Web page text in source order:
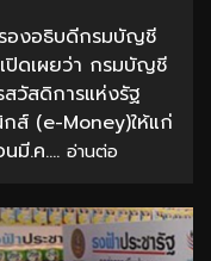
รองอธิบดีกรมบัญชี
ปิดเผยว่า กรมบัญชี
วัสดิการแห่งรัฐ
กส์ (e-Money)ให้แก่
มี.ค.... อ่านต่อ